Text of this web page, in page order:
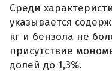
Среди
указывается
кг и бензола не
присутствие
долей до 1,3%.